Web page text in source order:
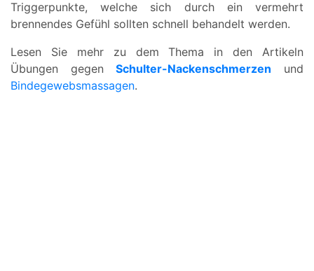
Triggerpunkte, welche sich durch ein vermehrt
brennendes Gefühl sollten schnell behandelt werden.
Lesen Sie mehr zu dem Thema in den Artikeln
Übungen gegenSchulter-Nackenschmerzen und
Bindegewebsmassagen.